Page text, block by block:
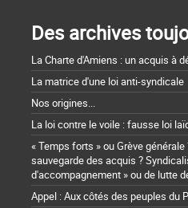
Des archives
La Charte d'Amiens : un acquis à
La matrice d'une loi anti-syndicale
Nos origines...
La loi contre le voile : fausse loi
« Temps forts » ou Grève générale
sauvegarde des acquis ?
d'accompagnement » ou de lutte
Appel : Aux côtés des peuples du